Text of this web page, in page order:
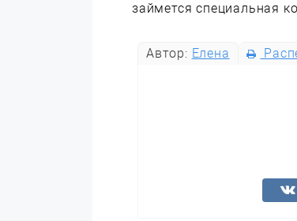
займется специальная
Автор: Елена